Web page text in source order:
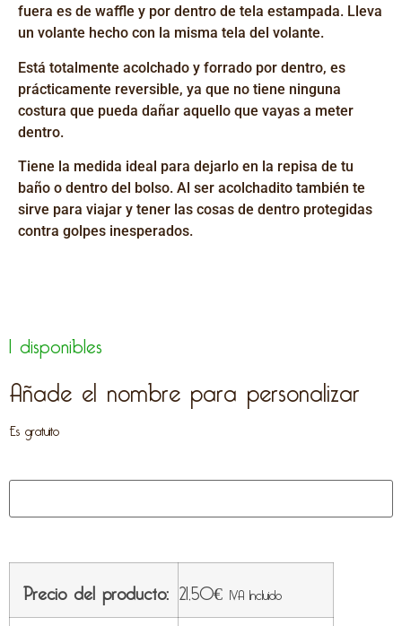
fuera es de waffle y por dentro de tela estampada. Lleva
un volante hecho con la misma tela del volante.
Está totalmente acolchado y forrado por dentro, es
prácticamente reversible, ya que no tiene ninguna
costura que pueda dañar aquello que vayas a meter
dentro.
Tiene la medida ideal para dejarlo en la repisa de tu
baño o dentro del bolso. Al ser acolchadito también te
sirve para viajar y tener las cosas de dentro protegidas
contra golpes inesperados.
1 disponibles
Añade el nombre para personalizar
Es gratuito
Precio del producto: 21,50€ IVA Incluido